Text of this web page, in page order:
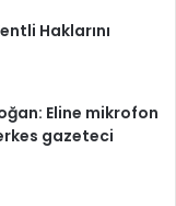
Haklarını
Eline mikrofon
gazeteci